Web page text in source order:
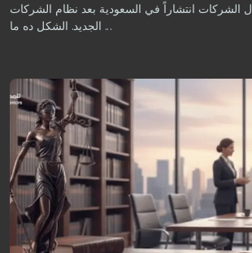
الشركات انتشاراً في السعودية بعد نظام الشركات
الجديد. الشكل ده ما ...